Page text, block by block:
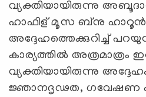
വ്യക്തിയായിരുന്നു
ഹാഫിള് മൂസ ബ്‌നു ഹാറൂന്‍
അദ്ദേഹത്തെക്കുറിച്ച്
കാര്യത്തില്‍ അത്രമാത്രം
വ്യക്തിയായിരുന്നു
ജ്ഞാനദൃഢത, ഗവേഷണ